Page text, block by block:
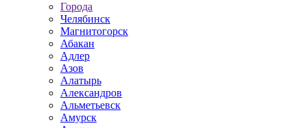
Города
Челябинск
Магнитогорск
Абакан
Адлер
Азов
Алатырь
Александров
Альметьевск
Амурск